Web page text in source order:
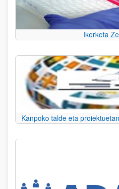
Ikerketa
Kanpoko talde eta